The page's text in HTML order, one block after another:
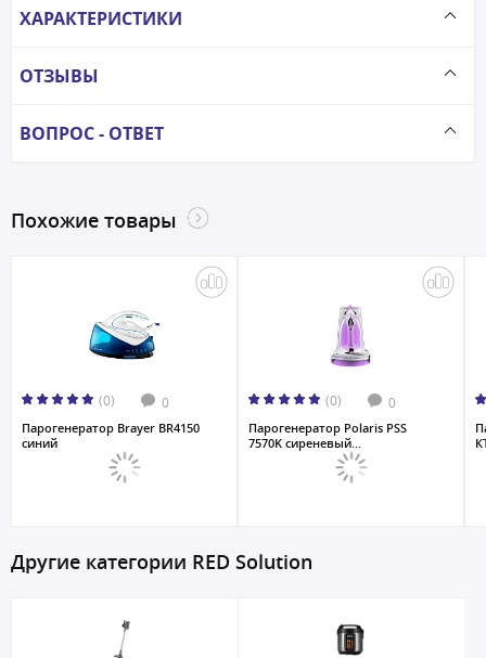
ХАРАКТЕРИСТИКИ
ОТЗЫВЫ
ВОПРОС - ОТВЕТ
Похожие товары
(0) 0
Парогенератор Brayer BR4150
cиний
(0) 0
Парогенератор Polaris PSS
7570K сиреневый...
Другие категории RED Solution